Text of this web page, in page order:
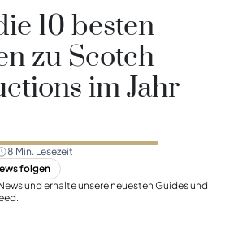
10 besten
zu Scotch
im Jahr
8 Min. Lesezeit
folgen
und erhalte unsere neuesten Guides und